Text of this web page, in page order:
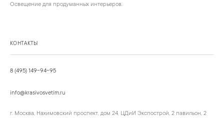
Освещение для продуманных интерьеров.
КОНТАКТЫ
8 (495) 149-94-95
info@krasivosvetim.ru
г. Москва, Нахимовский проспект, дом 24, ЦДиИ Экспострой, 2 павильон, 2